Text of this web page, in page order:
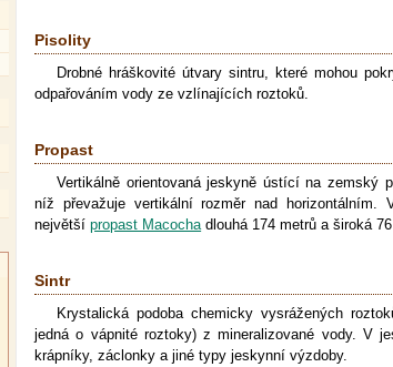
Pisolity
Drobné hráškovité útvary sintru, které mohou
odpařováním vody ze vzlínajících roztoků.
Propast
Vertikálně orientovaná jeskyně ústící na zemský
níž převažuje vertikální rozměr nad horizontálním.
největšípropast Macochadlouhá 174 metrů a široká
Sintr
Krystalická podoba chemicky vysrážených
jedná o vápnité roztoky) z mineralizované vody. V
krápníky, záclonky a jiné typy jeskynní výzdoby.